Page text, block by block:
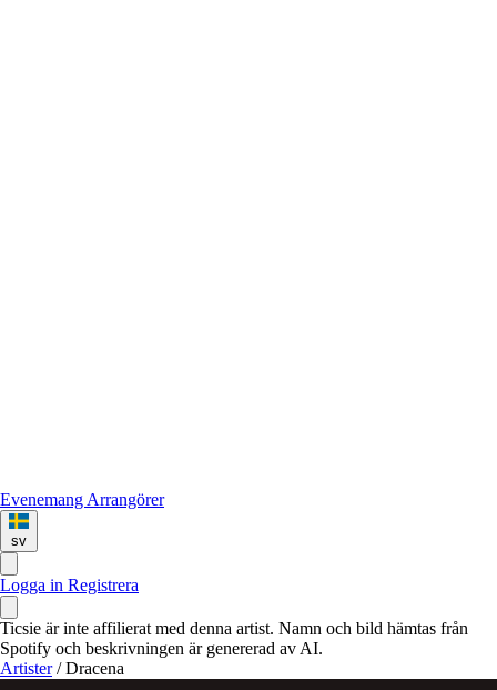
Evenemang Arrangörer
sv
Logga in Registrera
Ticsie är inte affilierat med denna artist. Namn och bild hämtas från
Spotify och beskrivningen är genererad av AI.
Artister / Dracena